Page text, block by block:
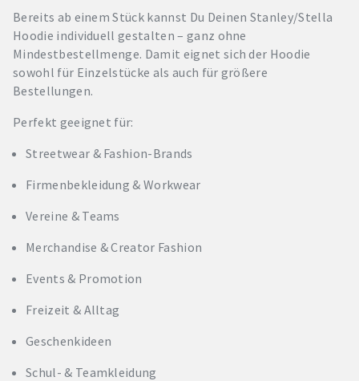
Bereits ab einem Stück kannst Du Deinen Stanley/Stella
Hoodie individuell gestalten – ganz ohne
Mindestbestellmenge. Damit eignet sich der Hoodie
sowohl für Einzelstücke als auch für größere
Bestellungen.
Perfekt geeignet für:
Streetwear & Fashion-Brands
Firmenbekleidung & Workwear
Vereine & Teams
Merchandise & Creator Fashion
Events & Promotion
Freizeit & Alltag
Geschenkideen
Schul- & Teamkleidung